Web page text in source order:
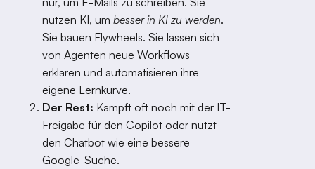
nutzen KI, um besser in KI zu werden.
Sie bauen Flywheels. Sie lassen sich
von Agenten neue Workflows
erklären und automatisieren ihre
eigene Lernkurve.
Der Rest: Kämpft oft noch mit der IT-
Freigabe für den Copilot oder nutzt
den Chatbot wie eine bessere
Google-Suche.